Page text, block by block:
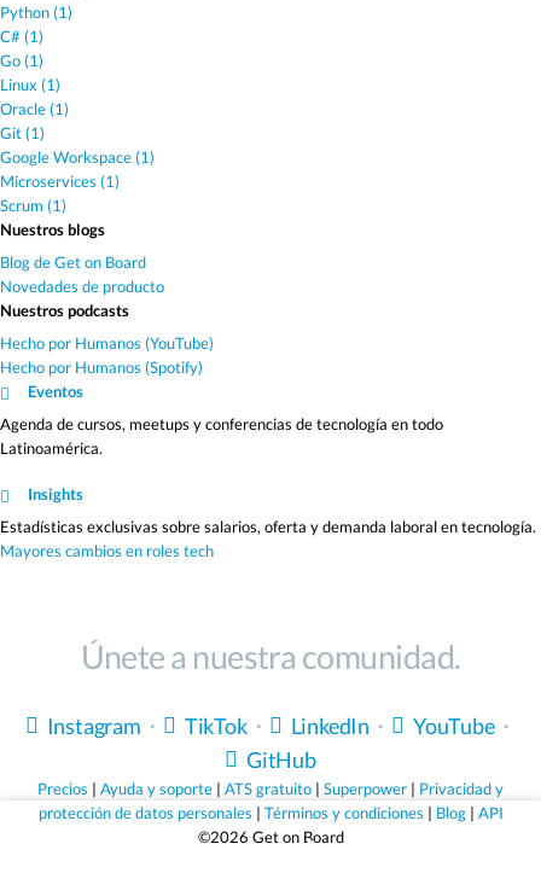
Sólo empleos que valen la pena.
Python (1)
C# (1)
Go (1)
Linux (1)
Oracle (1)
Git (1)
Google Workspace (1)
Microservices (1)
Scrum (1)
Nuestros blogs
Blog de Get on Board
Novedades de producto
Nuestros podcasts
Hecho por Humanos (YouTube)
Hecho por Humanos (Spotify)
Eventos
Agenda de cursos, meetups y conferencias de tecnología en todo
Latinoamérica.
Insights
Estadísticas exclusivas sobre salarios, oferta y demanda laboral en tecnología.
Mayores cambios en roles tech
Únete a nuestra comunidad.
Instagram ・ TikTok・ LinkedIn ・ YouTube・
GitHub
Precios | Ayuda y soporte | ATS gratuito | Superpower | Privacidad y
protección de datos personales | Términos y condiciones | Blog| API
©2026 Get on Board